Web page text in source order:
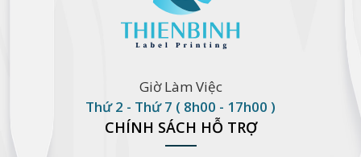
Giờ Làm Việc
Thứ 2 - Thứ 7 ( 8h00 - 17h00 )
CHÍNH SÁCH HỖ TRỢ